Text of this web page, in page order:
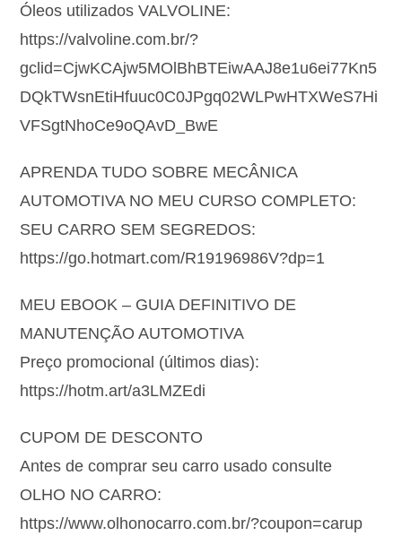
Óleos utilizados VALVOLINE:
https://valvoline.com.br/?
gclid=CjwKCAjw5MOlBhBTEiwAAJ8e1u6ei77Kn5
DQkTWsnEtiHfuuc0C0JPgq02WLPwHTXWeS7Hi
VFSgtNhoCe9oQAvD_BwE
APRENDA TUDO SOBRE MECÂNICA
AUTOMOTIVA NO MEU CURSO COMPLETO:
SEU CARRO SEM SEGREDOS:
https://go.hotmart.com/R19196986V?dp=1
MEU EBOOK – GUIA DEFINITIVO DE
MANUTENÇÃO AUTOMOTIVA
Preço promocional (últimos dias):
https://hotm.art/a3LMZEdi
CUPOM DE DESCONTO
Antes de comprar seu carro usado consulte
OLHO NO CARRO:
https://www.olhonocarro.com.br/?coupon=carup